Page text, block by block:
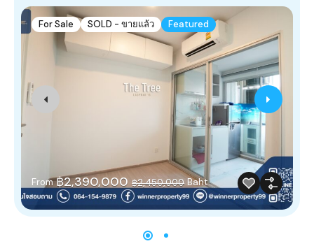
For Sale SOLD - ขายแล้ว Featured
From ฿2,390,000 ฿2,450,000 Baht